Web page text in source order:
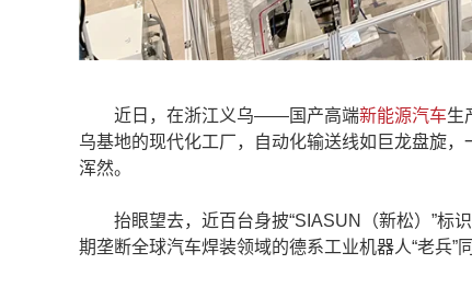
近日，在浙江义乌——国产高端新能源汽车生
乌基地的现代化工厂，自动化输送线如巨龙盘旋
浑然。
抬眼望去，近百台身披“SIASUN（新松）”标
期垄断全球汽车焊装领域的德系工业机器人“老兵”